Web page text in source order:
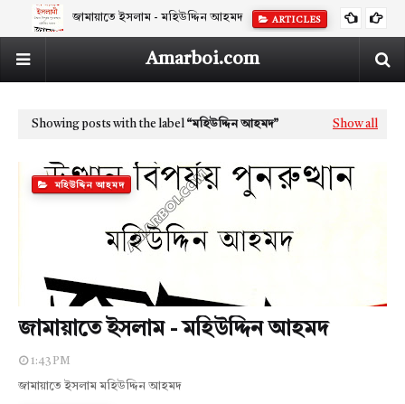
জামায়াতে ইসলাম - মহিউদ্দিন আহমদ ARTICLES
Amarboi.com
Showing posts with the label মহিউদ্দিন আহমদ Show all
মহিউদ্দিন আহমদ
জামায়াতে ইসলাম - মহিউদ্দিন আহমদ
1:43 PM
জামায়াতে ইসলাম মহিউদ্দিন আহমদ